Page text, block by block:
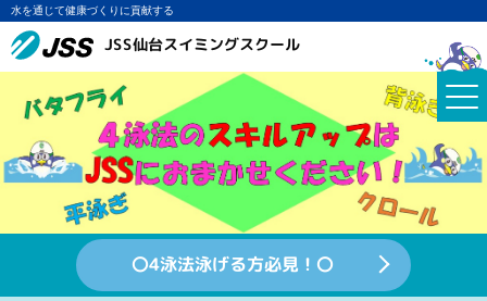
水を通じて健康づくりに貢献する
JSS仙台スイミングスクール
〇4泳法泳げる方必見！〇